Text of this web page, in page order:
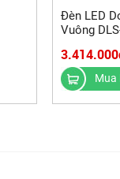
Đèn LED
Vuông
Mua